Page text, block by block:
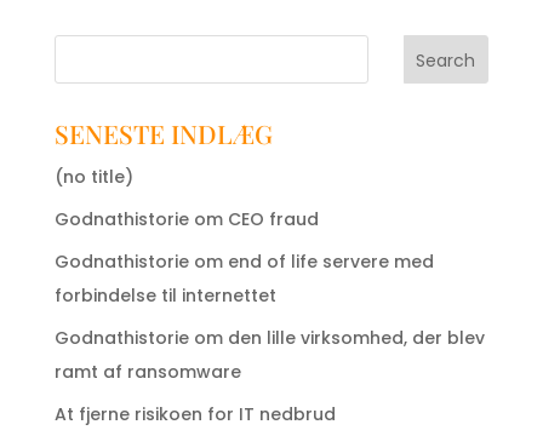
Search
SENESTE INDLÆG
(no title)
Godnathistorie om CEO fraud
Godnathistorie om end of life servere med
forbindelse til internettet
Godnathistorie om den lille virksomhed, der blev
ramt af ransomware
At fjerne risikoen for IT nedbrud